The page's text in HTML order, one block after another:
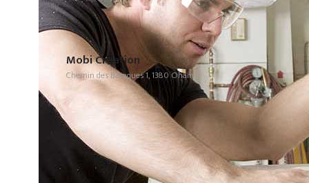
Mobi Creation
Chemin des Baraques 1, 1380 Ohain